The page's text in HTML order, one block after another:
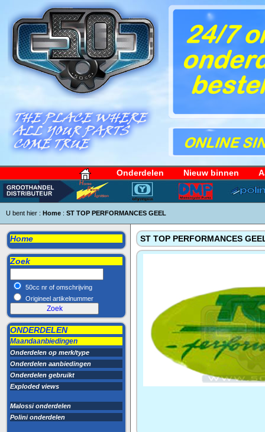
Onderdelen Nieuw binnen
U bent hier : Home : ST TOP PERFORMANCES GEEL
Home
Zoek
50cc nr of omschrijving
Origineel artikelnummer
ONDERDELEN
Maandaanbiedingen
Onderdelen op merk/type
Onderdelen aanbiedingen
Onderdelen gebruikt
Exploded views
Malossi onderdelen
Polini onderdelen
ST TOP PERFORMANCES